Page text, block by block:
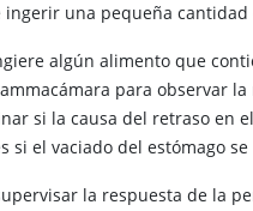
una pequeña cantidad
algún alimento que
para observar
si la causa del retraso en
si el vaciado del estómago
la respuesta de la